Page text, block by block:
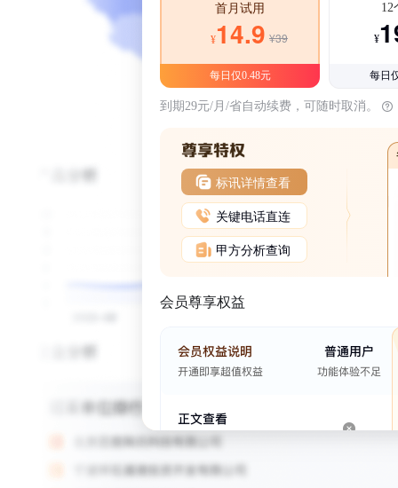
首月试用
¥14.9 ¥39
每日仅0.48元
12
¥
每日
到期29元/月/省自动续费，可随时取消。
标讯详情查看
关键电话直连
甲方分析查询
会员尊享权益